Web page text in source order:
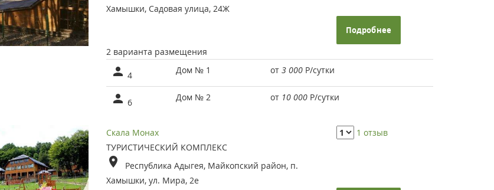
Хамышки, Садовая улица, 24Ж
Подробнее
2 варианта размещения
4 Дом № 1 от 3 000 Р/сутки
6 Дом № 2 от 10 000 Р/сутки
Скала Монах
ТУРИСТИЧЕСКИЙ КОМПЛЕКС
Республика Адыгея, Майкопский район, п.
Хамышки, ул. Мира, 2е
1 отзыв